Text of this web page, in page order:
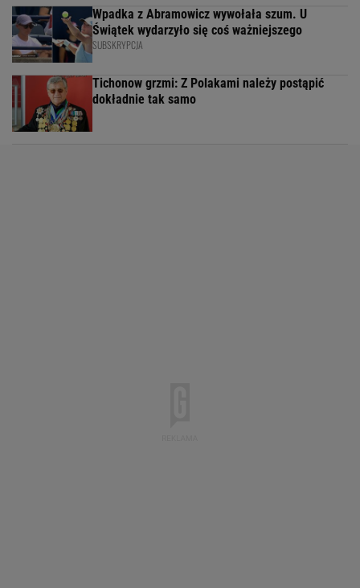
Wpadka z Abramowicz wywołała szum. U
Świątek wydarzyło się coś ważniejszego
SUBSKRYPCJA
Tichonow grzmi: Z Polakami należy postąpić
dokładnie tak samo